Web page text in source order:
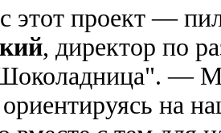
этот проект —
, директор по
—
на